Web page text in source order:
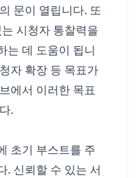
문이 열립니다. 또
시청자 통찰력을
는 데 도움이 됩니
자 확장 등 목표가
에서 이러한 목표
.
초기 부스트를 주
. 신뢰할 수 있는 서